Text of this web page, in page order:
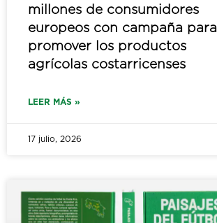
millones de consumidores
europeos con campaña para
promover los productos
agrícolas costarricenses
LEER MÁS »
17 julio, 2026